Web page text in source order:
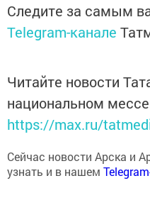
Следите за самым
Telegram-канале
Читайте новости
национальном
https://max.ru/
Сейчас новости Арска и
узнать и в нашем